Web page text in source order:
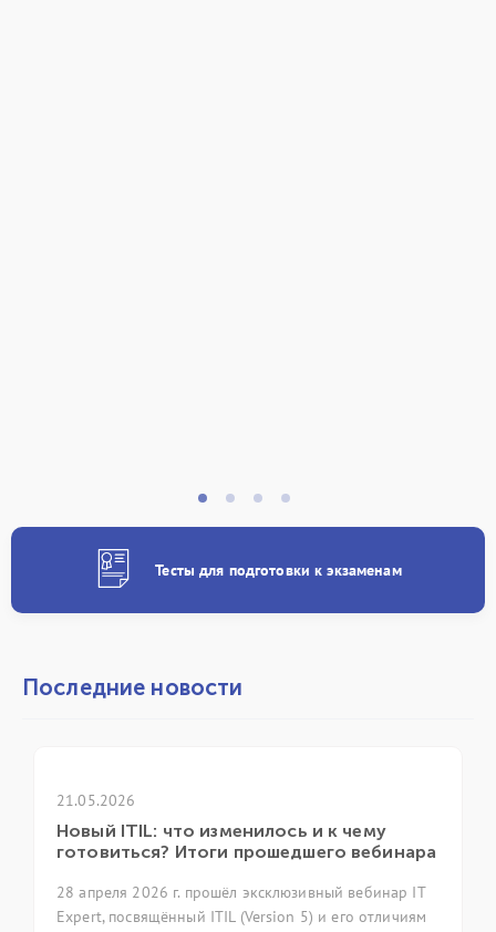
Тесты для подготовки к экзаменам
Последние новости
и к чему
прошедшего вебинара
эксклюзивный вебинар IT
(Version 5) и его отличиям
ГК «ИТ Эксперт»
ежегодной
7 апреля 2026 года в
ежегодная конференция